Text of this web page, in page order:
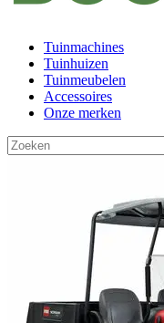
Tuinmachines
Tuinhuizen
Tuinmeubelen
Accessoires
Onze merken